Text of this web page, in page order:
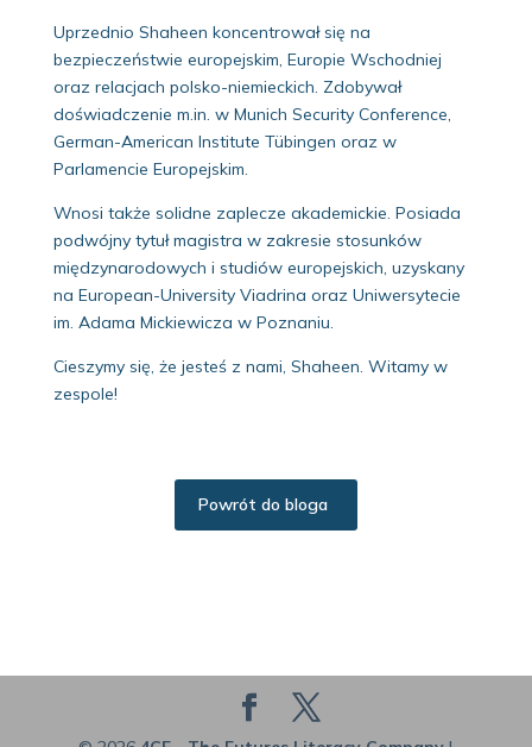
Uprzednio Shaheen koncentrował się na
bezpieczeństwie europejskim, Europie Wschodniej
oraz relacjach polsko-niemieckich. Zdobywał
doświadczenie m.in. w Munich Security Conference,
German-American Institute Tübingen oraz w
Parlamencie Europejskim.
Wnosi także solidne zaplecze akademickie. Posiada
podwójny tytuł magistra w zakresie stosunków
międzynarodowych i studiów europejskich, uzyskany
na European-University Viadrina oraz Uniwersytecie
im. Adama Mickiewicza w Poznaniu.
Cieszymy się, że jesteś z nami, Shaheen. Witamy w
zespole!
Powrót do bloga